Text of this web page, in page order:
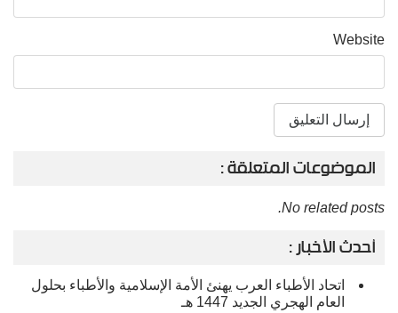
Website
الموضوعات المتعلقة :
No related posts.
أحدث الأخبار :
اتحاد الأطباء العرب يهنئ الأمة الإسلامية والأطباء بحلول
العام الهجري الجديد 1447 هـ